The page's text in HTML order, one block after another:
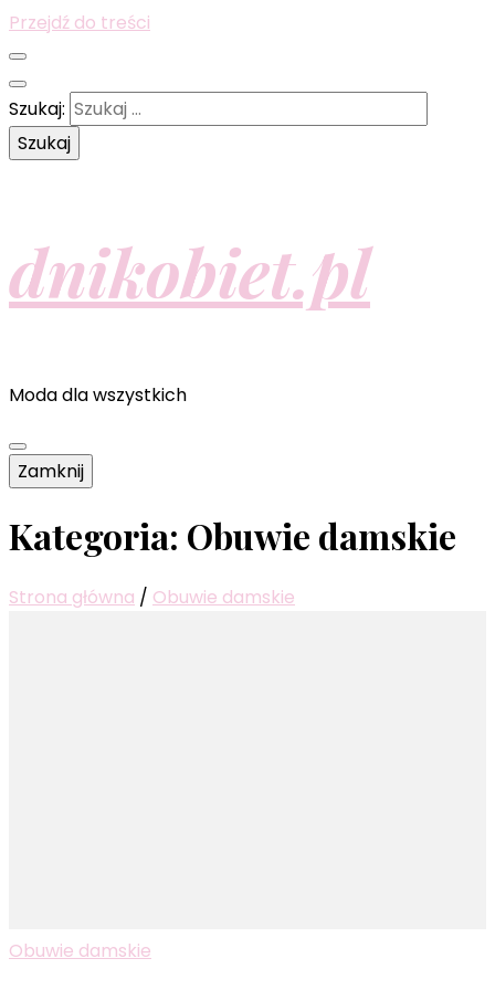
Przejdź do treści
Szukaj:
dnikobiet.pl
Moda dla wszystkich
Zamknij
Kategoria: Obuwie damskie
Strona główna / Obuwie damskie
Obuwie damskie